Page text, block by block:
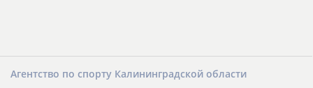
Агентство по спорту Калининградской области